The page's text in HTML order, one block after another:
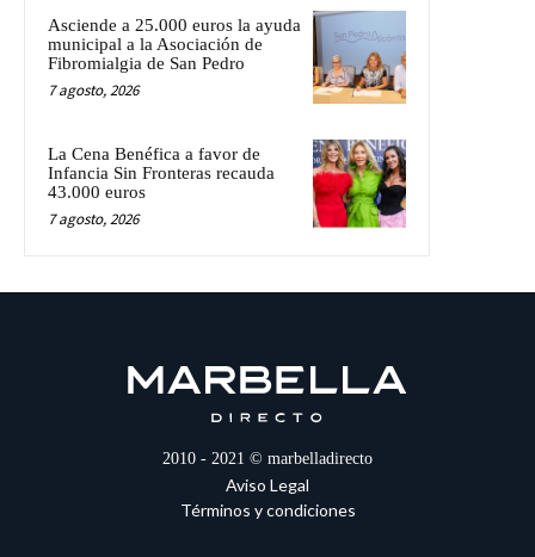
Asciende a 25.000 euros la ayuda
municipal a la Asociación de
Fibromialgia de San Pedro
7 agosto, 2026
La Cena Benéfica a favor de
Infancia Sin Fronteras recauda
43.000 euros
7 agosto, 2026
2010 - 2021 © marbelladirecto
Aviso Legal
Términos y condiciones